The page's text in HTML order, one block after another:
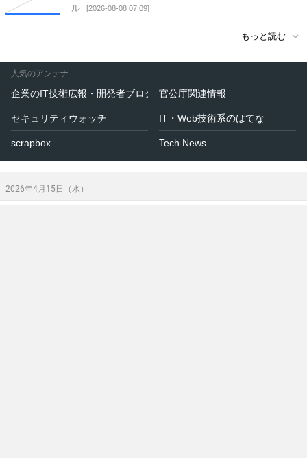
ル
[2026-08-08 07:09]
もっと読む
人気のアンテナ
企業のIT技術広報・開発者ブログ 官公庁関連情報
セキュリティウォッチ IT・Web技術系のはてな
scrapbox Tech News
2026年4月15日（水）